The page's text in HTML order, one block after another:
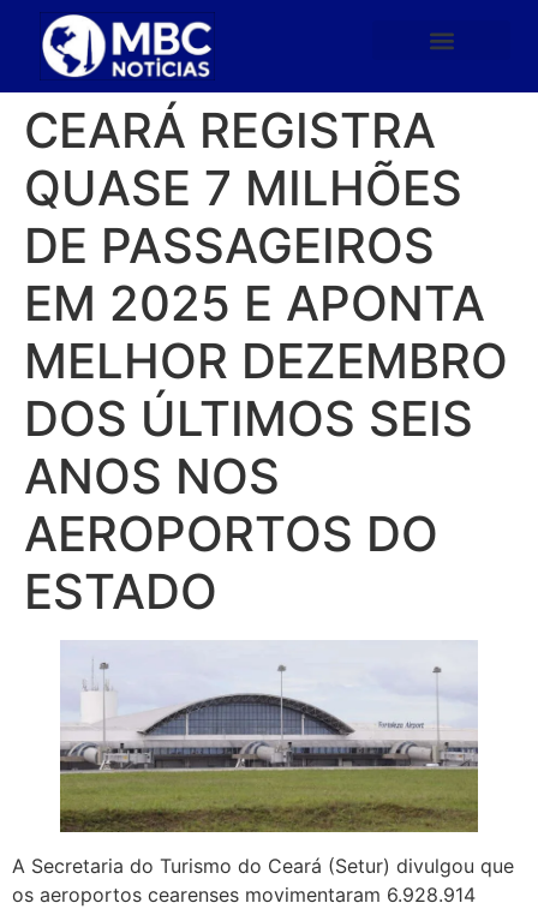
CEARÁ REGISTRA
QUASE 7 MILHÕES
DE PASSAGEIROS
EM 2025 E APONTA
MELHOR DEZEMBRO
DOS ÚLTIMOS SEIS
ANOS NOS
AEROPORTOS DO
ESTADO
A Secretaria do Turismo do Ceará (Setur) divulgou que
os aeroportos cearenses movimentaram 6.928.914